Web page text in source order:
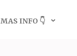
MAS INFO 👇